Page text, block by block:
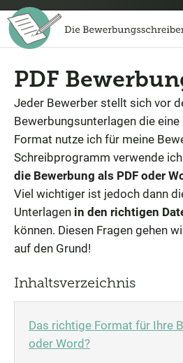
PDF
Jeder Bewerber stellt sich vor
Bewerbungsunterlagen die eine
Format nutze ich für meine
Schreibprogramm verwende
die Bewerbung als PDF oder
Viel wichtiger ist jedoch dann
Unterlagen in den richtigen
können. Diesen Fragen gehen
auf den Grund!
Inhaltsverzeichnis
Das richtige Format für Ihre
oder Word?